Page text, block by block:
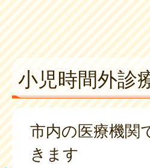
小児時間外診
市内の医療機関
きます